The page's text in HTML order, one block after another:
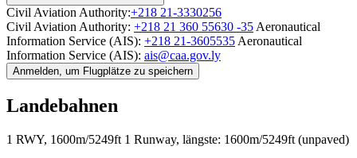
Civil Aviation Authority:+218 21-3330256
Civil Aviation Authority: +218 21 360 55630 -35 Aeronautical
Information Service (AIS): +218 21-3605535 Aeronautical
Information Service (AIS): ais@caa.gov.ly
Anmelden, um Flugplätze zu speichern
Landebahnen
1 RWY, 1600m/5249ft 1 Runway, längste: 1600m/5249ft (unpaved)